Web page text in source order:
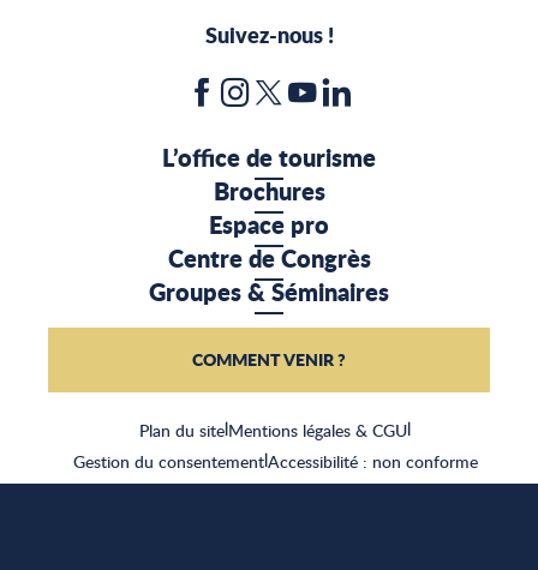
Suivez-nous !
Plan du site|Mentions légales & CGU|
Gestion du consentement|Accessibilité : non conforme
L’office de tourisme
Brochures
Espace pro
Centre de Congrès
Groupes & Séminaires
COMMENT VENIR ?